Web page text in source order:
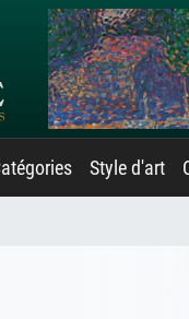
Style d'art